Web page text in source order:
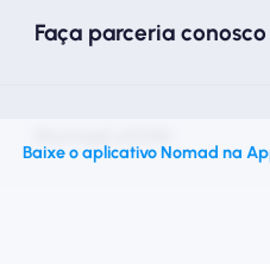
Faça parceria conosco
Baixe o aplicativo Nomad na